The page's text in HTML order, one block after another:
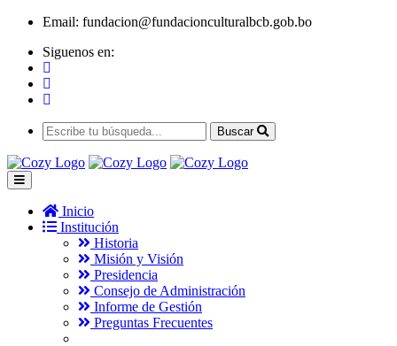
Email: fundacion@fundacionculturalbcb.gob.bo
Siguenos en:
Buscar
Inicio
Institución
Historia
Misión y Visión
Presidencia
Consejo de Administración
Informe de Gestión
Preguntas Frecuentes